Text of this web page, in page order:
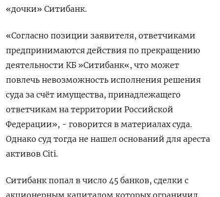
«дочки» Ситибанк.
«Согласно позиции заявителя, ответчиками
предпринимаются действия по прекращению
деятельности КБ »Ситибанк«, что может
повлечь невозможность исполнения решения
суда за счёт имущества, принадлежащего
ответчикам на территории Российской
Федерации», - говорится в материалах суда.
Однако суд тогда не нашел оснований для ареста
активов Citi.
Ситибанк попал в число 45 банков, сделки с